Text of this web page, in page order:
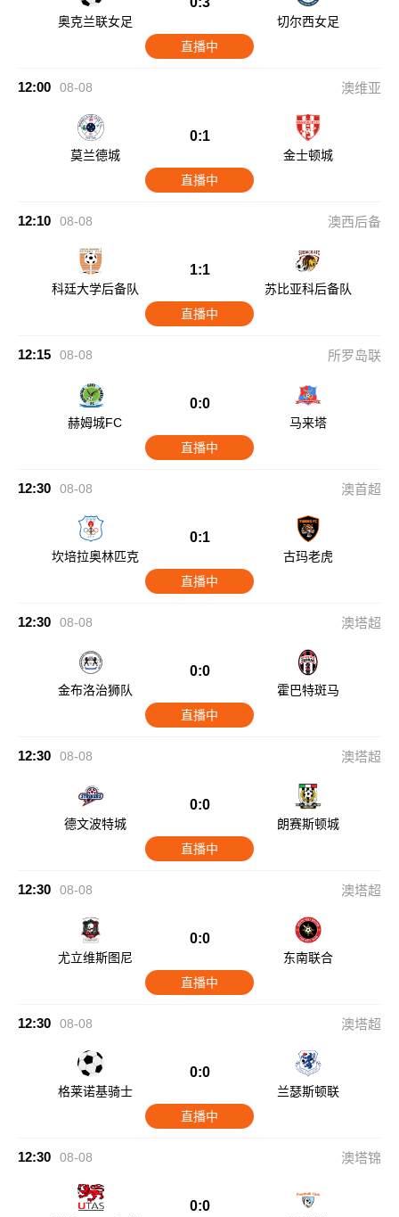
奥克兰联女足
切尔西女足
直播中
12:00 08-08 澳维亚
莫兰德城
0:1
金士顿城
直播中
12:10 08-08 澳西后备
科廷大学后备队
1:1
苏比亚科后备队
直播中
12:15 08-08 所罗岛联
赫姆城FC
0:0
马来塔
直播中
12:30 08-08 澳首超
坎培拉奥林匹克
0:1
古玛老虎
直播中
12:30 08-08 澳塔超
金布洛治狮队
0:0
霍巴特斑马
直播中
12:30 08-08 澳塔超
德文波特城
0:0
朗赛斯顿城
直播中
12:30 08-08 澳塔超
尤立维斯图尼
0:0
东南联合
直播中
12:30 08-08 澳塔超
格莱诺基骑士
0:0
兰瑟斯顿联
直播中
12:30 08-08 澳塔锦
0:0